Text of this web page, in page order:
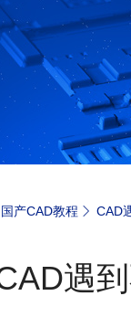
国产CAD教程 CAD
遇